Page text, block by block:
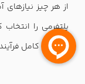
از هر چیز
پلتفرمی را
مدیریت کامل